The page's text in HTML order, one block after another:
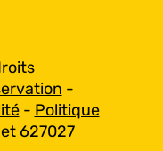
-
- Politique
627027